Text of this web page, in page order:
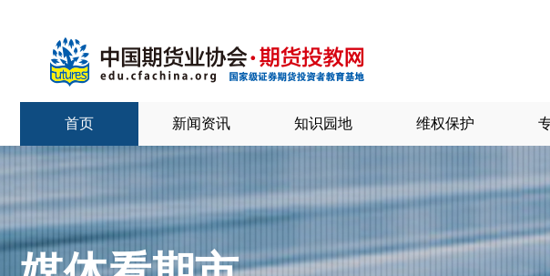
首页 新闻资讯 知识园地 维权保护